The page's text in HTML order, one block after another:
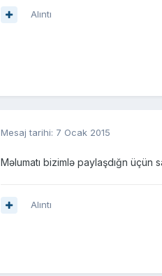
Alıntı
Mesaj tarihi: 7 Ocak 2015
Məlumatı bizimlə paylaşdığn üçün
Alıntı